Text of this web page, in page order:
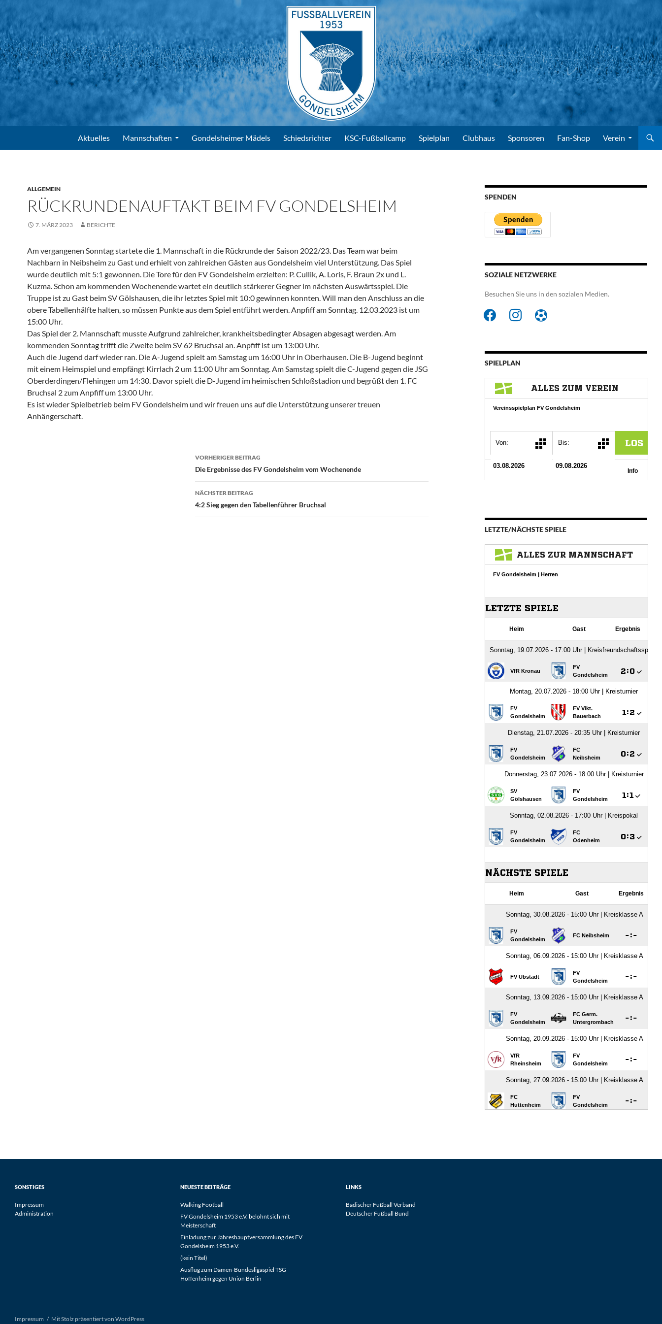
FV Gondelsheim e.V.Zum Inhalt springen
Aktuelles Mannschaften Gondelsheimer Mädels Schiedsrichter KSC-Fußballcamp Spielplan Clubhaus Sponsoren Fan-Shop Verein
ALLGEMEIN
RÜCKRUNDENAUFTAKT BEIM FV GONDELSHEIM
7. MÄRZ 2023 BERICHTE
Am vergangenen Sonntag startete die 1. Mannschaft in die Rückrunde der Saison 2022/23. Das Team war beim
Nachbarn in Neibsheim zu Gast und erhielt von zahlreichen Gästen aus Gondelsheim viel Unterstützung. Das Spiel
wurde deutlich mit 5:1 gewonnen. Die Tore für den FV Gondelsheim erzielten: P. Cullik, A. Loris, F. Braun 2x und L.
Kuzma. Schon am kommenden Wochenende wartet ein deutlich stärkerer Gegner im nächsten Auswärtsspiel. Die
Truppe ist zu Gast beim SV Gölshausen, die ihr letztes Spiel mit 10:0 gewinnen konnten. Will man den Anschluss an die
obere Tabellenhälfte halten, so müssen Punkte aus dem Spiel entführt werden. Anpfiff am Sonntag. 12.03.2023 ist um
15:00 Uhr.
Das Spiel der 2. Mannschaft musste Aufgrund zahlreicher, krankheitsbedingter Absagen abgesagt werden. Am
kommenden Sonntag trifft die Zweite beim SV 62 Bruchsal an. Anpfiff ist um 13:00 Uhr.
Auch die Jugend darf wieder ran. Die A-Jugend spielt am Samstag um 16:00 Uhr in Oberhausen. Die B-Jugend beginnt
mit einem Heimspiel und empfängt Kirrlach 2 um 11:00 Uhr am Sonntag. Am Samstag spielt die C-Jugend gegen die JSG
Oberderdingen/Flehingen um 14:30. Davor spielt die D-Jugend im heimischen Schloßstadion und begrüßt den 1. FC
Bruchsal 2 zum Anpfiff um 13:00 Uhr.
Es ist wieder Spielbetrieb beim FV Gondelsheim und wir freuen uns auf die Unterstützung unserer treuen
Anhängerschaft.
Beitragsnavigation
VORHERIGER BEITRAG
Die Ergebnisse des FV Gondelsheim vom Wochenende
NÄCHSTER BEITRAG
4:2 Sieg gegen den Tabellenführer Bruchsal
SPENDEN
SOZIALE NETZWERKE
Besuchen Sie uns in den sozialen Medien.
facebook
instagram futbol-
SPIELPLAN
LETZTE/NÄCHSTE SPIELE
SONSTIGES
Impressum
Administration
NEUESTE BEITRÄGE
Walking Football
FV Gondelsheim 1953 e.V. belohnt sich mit
Meisterschaft
Einladung zur Jahreshauptversammlung des FV
Gondelsheim 1953 e.V.
(kein Titel)
Ausflug zum Damen-Bundesligaspiel TSG
Hoffenheim gegen Union Berlin
LINKS
Badischer Fußball Verband
Deutscher Fußball Bund
Impressum Mit Stolz präsentiert von WordPress